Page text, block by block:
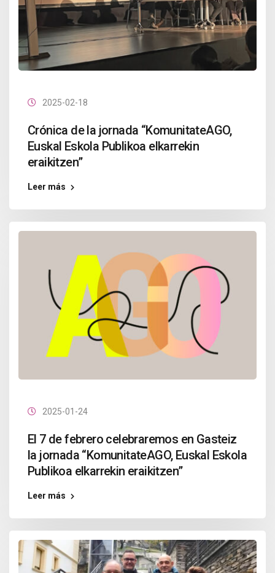
2025-02-18
Crónica de la jornada “KomunitateAGO,
Euskal Eskola Publikoa elkarrekin
eraikitzen”
Leer más
2025-01-24
El 7 de febrero celebraremos en Gasteiz
la jornada “KomunitateAGO, Euskal Eskola
Publikoa elkarrekin eraikitzen”
Leer más